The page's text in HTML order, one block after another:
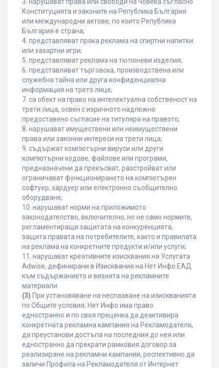
Конституцията и законите на Република България
или международни актове, по които Република
България е страна;
4. представляват пряка реклама на спиртни напитки
или хазартни игри;
5. представляват реклама на тютюневи изделия;
6. представляват търговска, производствена или
служебна тайна или друга конфиденциална
информация на трето лице;
7. са обект на право на интелектуална собственост на
трети лица, освен с изричното надлежно
предоставено съгласие на титуляра на правото;
8. нарушават имуществени или неимуществени
права или законни интереси на трети лица;
9. съдържат компютърни вируси или други
компютърни кодове, файлове или програми,
предназначени да прекъсват, разстройват или
ограничават функционирането на компютърен
софтуер, хардуер или електронно съобщително
оборудване;
10. нарушават норми на приложимото
законодателство, включително, но не само нормите,
регламентиращи защитата на конкуренцията,
защита правата на потребителите, както и правилата
на реклама на конкретните продукти и/или услуги;
11. нарушават креативните изисквания на Услугата
Adwise, дефинирани в Изисквания на Нет Инфо ЕАД
към съдържанието и визията на рекламните
материали.
(3) При установяване на неспазване на изискванията
по Общите условия, Нет Инфо има право
едностранно и по своя преценка да деактивира
конкретната рекламна кампания на Рекламодателя,
да преустанови достъпа на последния до нея или
едностранно да прекрати рамковия договор за
реализиране на рекламни кампании, респективно да
заличи Профила на Рекламодателя от Интернет